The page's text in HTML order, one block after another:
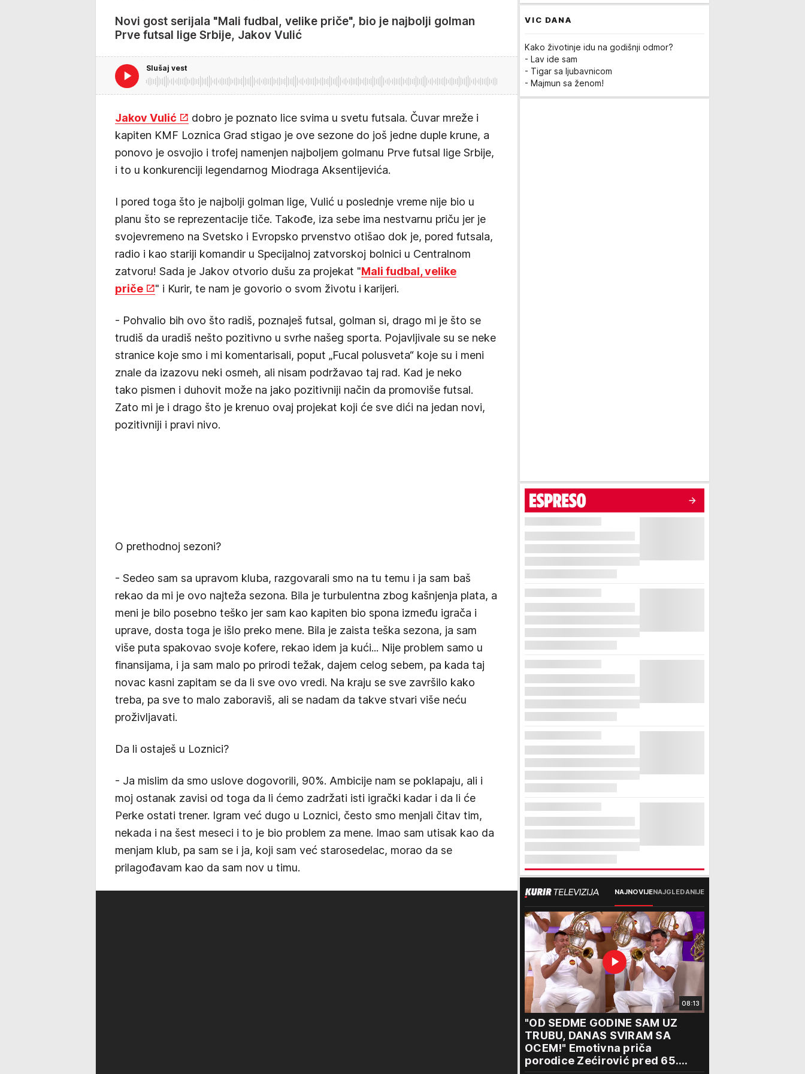
Novi gost serijala "Mali fudbal, velike priče", bio je najbolji golman
Prve futsal lige Srbije, Jakov Vulić
Slušaj vest
Jakov Vulić
dobro je poznato lice svima u svetu futsala. Čuvar mreže i
kapiten KMF Loznica Grad stigao je ove sezone do još jedne duple krune, a
ponovo je osvojio i trofej namenjen najboljem golmanu Prve futsal lige Srbije,
i to u konkurenciji legendarnog Miodraga Aksentijevića.
I pored toga što je najbolji golman lige, Vulić u poslednje vreme nije bio u
planu što se reprezentacije tiče. Takođe, iza sebe ima nestvarnu priču jer je
svojevremeno na Svetsko i Evropsko prvenstvo otišao dok je, pored futsala,
radio i kao stariji komandir u Specijalnoj zatvorskoj bolnici u Centralnom
zatvoru! Sada je Jakov otvorio dušu za projekat "Mali fudbal, velike
priče
" i Kurir, te nam je govorio o svom životu i karijeri.
- Pohvalio bih ovo što radiš, poznaješ futsal, golman si, drago mi je što se
trudiš da uradiš nešto pozitivno u svrhe našeg sporta. Pojavljivale su se neke
stranice koje smo i mi komentarisali, poput „Fucal polusveta“ koje su i meni
znale da izazovu neki osmeh, ali nisam podržavao taj rad. Kad je neko
tako pismen i duhovit može na jako pozitivniji način da promoviše futsal.
Zato mi je i drago što je krenuo ovaj projekat koji će sve dići na jedan novi,
pozitivniji i pravi nivo.
O prethodnoj sezoni?
- Sedeo sam sa upravom kluba, razgovarali smo na tu temu i ja sam baš
rekao da mi je ovo najteža sezona. Bila je turbulentna zbog kašnjenja plata, a
meni je bilo posebno teško jer sam kao kapiten bio spona između igrača i
uprave, dosta toga je išlo preko mene. Bila je zaista teška sezona, ja sam
više puta spakovao svoje kofere, rekao idem ja kući... Nije problem samo u
finansijama, i ja sam malo po prirodi težak, dajem celog sebem, pa kada taj
novac kasni zapitam se da li sve ovo vredi. Na kraju se sve završilo kako
treba, pa sve to malo zaboraviš, ali se nadam da takve stvari više neću
proživljavati.
Da li ostaješ u Loznici?
- Ja mislim da smo uslove dogovorili, 90%. Ambicije nam se poklapaju, ali i
moj ostanak zavisi od toga da li ćemo zadržati isti igrački kadar i da li će
Perke ostati trener. Igram već dugo u Loznici, često smo menjali čitav tim,
nekada i na šest meseci i to je bio problem za mene. Imao sam utisak kao da
menjam klub, pa sam se i ja, koji sam već starosedelac, morao da se
prilagođavam kao da sam nov u timu.
VIC DANA
Kako životinje idu na godišnji odmor?
- Lav ide sam
- Tigar sa ljubavnicom
- Majmun sa ženom!
NAJNOVIJENAJGLEDANIJE
08:13
"OD SEDME GODINE SAM UZ
TRUBU, DANAS SVIRAM SA
OCEM!" Emotivna priča
porodice Zećirović pred 65.